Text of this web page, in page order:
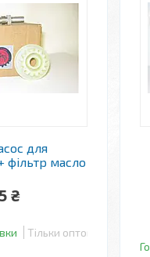
для
фільтр масло
₴
Тільки оптом